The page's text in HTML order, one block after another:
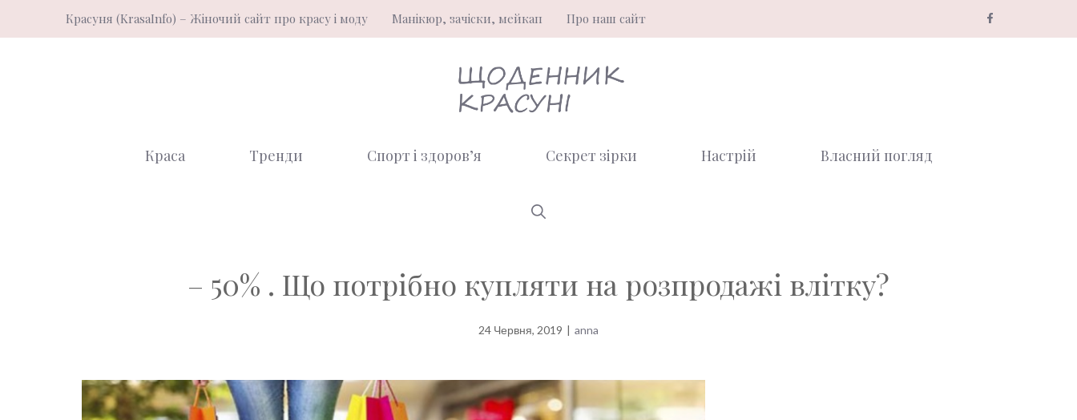
до
Красуня (KrasaInfo) – Жіночий сайт про красу і моду Манікюр, зачіски, мейкап Про наш сайт
Краса Тренди Спорт і здоров’я Секрет зірки Настрій Власний погляд
– 50% . Що потрібно купляти на розпродажі влітку?
24 Червня, 2019 | anna